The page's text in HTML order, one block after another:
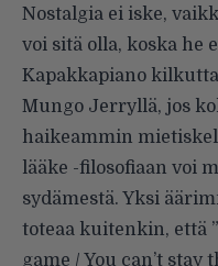
Nostalgia ei iske,
voi sitä olla, koska he
Kapakkapiano
Mungo Jerryllä, jos
haikeammin
lääke -filosofiaan voi
sydämestä. Yksi
toteaa kuitenkin, että
game / You can’t stay